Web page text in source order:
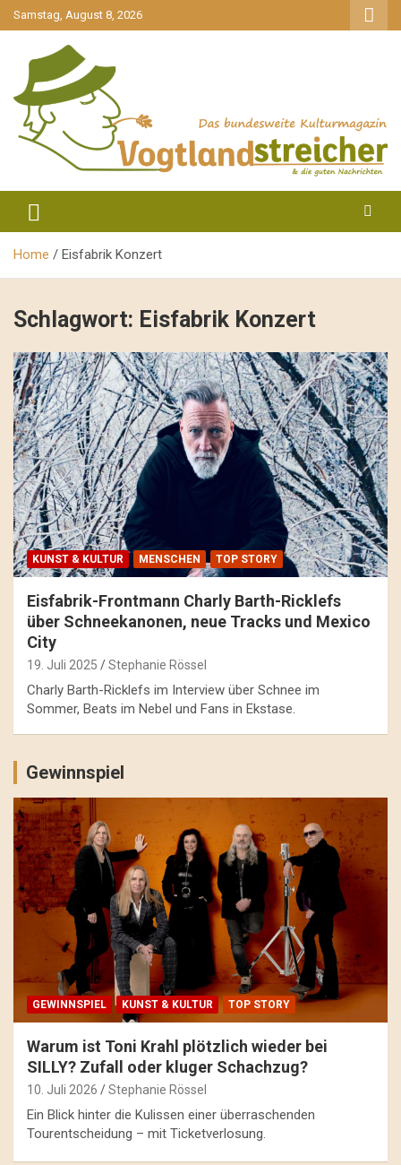
gehe
zum
Samstag, August 8, 2026
Vogtlandstreicher
Home Eisfabrik Konzert
Schlagwort: Eisfabrik Konzert
KUNST & KULTUR MENSCHEN TOP STORY
Eisfabrik-Frontmann Charly Barth-Ricklefs
über Schneekanonen, neue Tracks und Mexico
City
19. Juli 2025 Stephanie Rössel
Charly Barth-Ricklefs im Interview über Schnee im
Sommer, Beats im Nebel und Fans in Ekstase.
Gewinnspiel
GEWINNSPIEL KUNST & KULTUR TOP STORY
Warum ist Toni Krahl plötzlich wieder bei
SILLY? Zufall oder kluger Schachzug?
10. Juli 2026 Stephanie Rössel
Ein Blick hinter die Kulissen einer überraschenden
Tourentscheidung – mit Ticketverlosung.